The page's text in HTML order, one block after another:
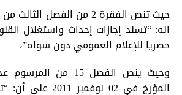
حيث تنص الفقرة 2 من الفصل
انه: “تسند إجازات إحداث واستغلال
حصريا للإعلام العمومي دون سواه”،
المؤرخ في 02